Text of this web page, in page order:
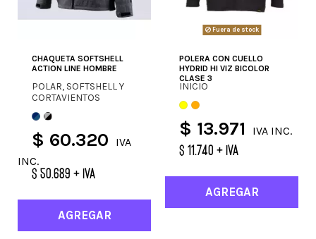
CHAQUETA SOFTSHELL
ACTION LINE HOMBRE
POLAR, SOFTSHELL Y
CORTAVIENTOS
$ 60.320
IVA
INC.
$ 50.689 + IVA
AGREGAR
Fuera de stock
POLERA CON CUELLO
HYDRID HI VIZ BICOLOR
CLASE 3
INICIO
$ 13.971 IVA INC.
$ 11.740 + IVA
AGREGAR